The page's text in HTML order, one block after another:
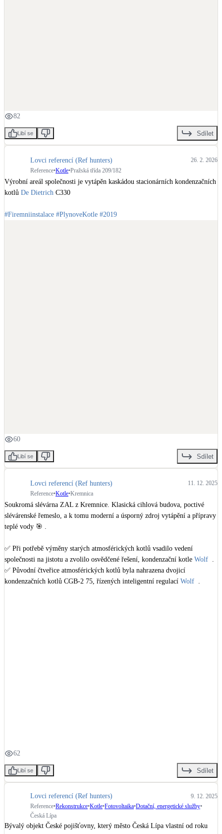
82
Libí se Sdílet
Lovci referencí (Ref hunters)
26. 2. 2026
Reference•Kotle•Pražská třída 209/182
Výrobní areál společnosti je vytápěn kaskádou stacionárních kondenzačních
kotlů De Dietrich C330
#Firemniinstalace #PlynoveKotle #2019
60
Libí se Sdílet
Lovci referencí (Ref hunters)
11. 12. 2025
Reference•Kotle•Kremnica
Soukromá slévárna ZAL z Kremnice. Klasická cihlová budova, poctivé
slévárenské řemeslo, a k tomu moderní a úsporný zdroj vytápění a přípravy
teplé vody 🎯 .
✅ Při potřebě výměny starých atmosférických kotlů vsadilo vedení
společnosti na jistotu a zvolilo osvědčené řešení, kondenzační kotle Wolf
  .
✅ Původní čtveřice atmosférických kotlů byla nahrazena dvojicí
kondenzačních kotlů CGB-2 75, řízených inteligentní regulací Wolf
  .
62
Libí se Sdílet
Lovci referencí (Ref hunters)
9. 12. 2025
Reference•Rekonstrukce•Kotle•Fotovoltaika•Dotační, energetické služby•
Česká Lípa
Bývalý objekt České pojišťovny, který město Česká Lípa vlastní od roku